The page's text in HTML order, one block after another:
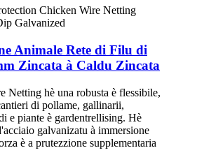
Animale Rete di Filu di
Zincata à Caldu Zincata
Netting hè una robusta è flessibile,
di pollame, gallinarii,
e piante è gardentrellising. Hè
galvanizatu à immersione
è a prutezzione supplementaria